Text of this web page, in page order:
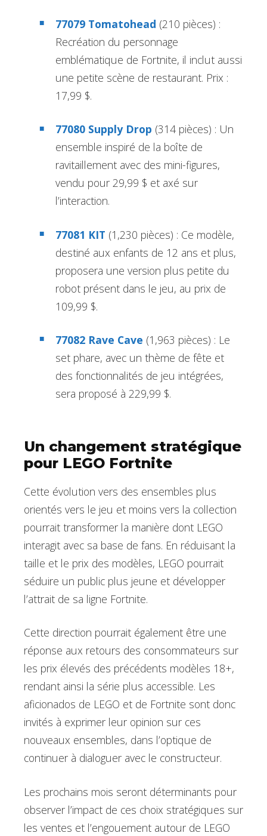
77079 Tomatohead (210 pièces) :
Recréation du personnage
emblématique de Fortnite, il inclut aussi
une petite scène de restaurant. Prix :
17,99 $.
77080 Supply Drop (314 pièces) : Un
ensemble inspiré de la boîte de
ravitaillement avec des mini-figures,
vendu pour 29,99 $ et axé sur
l’interaction.
77081 KIT (1,230 pièces) : Ce modèle,
destiné aux enfants de 12 ans et plus,
proposera une version plus petite du
robot présent dans le jeu, au prix de
109,99 $.
77082 Rave Cave (1,963 pièces) : Le
set phare, avec un thème de fête et
des fonctionnalités de jeu intégrées,
sera proposé à 229,99 $.
Un changement stratégique
pour LEGO Fortnite
Cette évolution vers des ensembles plus
orientés vers le jeu et moins vers la collection
pourrait transformer la manière dont LEGO
interagit avec sa base de fans. En réduisant la
taille et le prix des modèles, LEGO pourrait
séduire un public plus jeune et développer
l’attrait de sa ligne Fortnite.
Cette direction pourrait également être une
réponse aux retours des consommateurs sur
les prix élevés des précédents modèles 18+,
rendant ainsi la série plus accessible. Les
aficionados de LEGO et de Fortnite sont donc
invités à exprimer leur opinion sur ces
nouveaux ensembles, dans l’optique de
continuer à dialoguer avec le constructeur.
Les prochains mois seront déterminants pour
observer l’impact de ces choix stratégiques sur
les ventes et l’engouement autour de LEGO